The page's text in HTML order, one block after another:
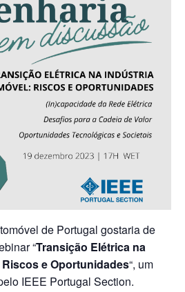
de Portugal gostaria de
“Transição Elétrica na
e Oportunidades“, um
IEEE Portugal Section.